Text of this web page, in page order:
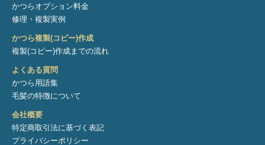
かつらオプション料金
修理・複製実例
かつら複製(コピー)作成
複製(コピー)作成までの流れ
よくある質問
かつら用語集
毛髪の特徴について
会社概要
特定商取引法に基づく表記
プライバシーポリシー